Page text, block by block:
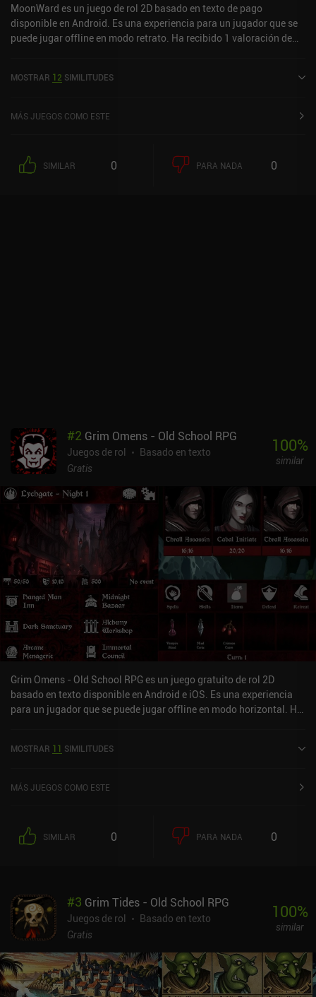
MoonWard es un juego de rol 2D basado en texto de pago
disponible en Android. Es una experiencia para un jugador que se
puede jugar offline en modo retrato. Ha recibido 1 valoración de
MOSTRAR 12 SIMILITUDES
MÁS JUEGOS COMO ESTE
SIMILAR 0 PARA NADA 0
#2 Grim Omens - Old School RPG
Juegos de rol
Basado en texto
Gratis
100%
similar
Grim Omens - Old School RPG es un juego gratuito de rol 2D
basado en texto disponible en Android e iOS. Es una experiencia
para un jugador que se puede jugar offline en modo horizontal. Ha
tiene una valoración actual de 4,6 sobre 5,0 en Google Play y de 4,9
MOSTRAR 11 SIMILITUDES
MÁS JUEGOS COMO ESTE
SIMILAR 0 PARA NADA 0
#3 Grim Tides - Old School RPG
Juegos de rol
Basado en texto
Gratis
100%
similar